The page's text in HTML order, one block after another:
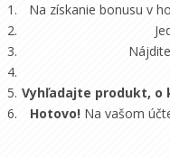
Na získanie bonusu v
Vyhľadajte produkt, o
Hotovo!Na vašom